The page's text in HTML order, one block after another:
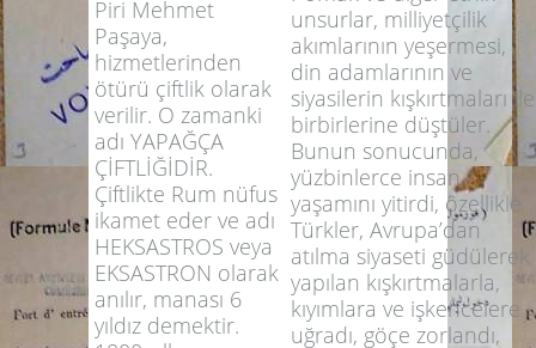
Piri Mehmet
Paşaya,
hizmetlerinden
ötürü çiftlik olarak
verilir. O zamanki
adı YAPAĞÇA
ÇİFTLİĞİDİR.
Çiftlikte Rum nüfus
ikamet eder ve adı
HEKSASTROS veya
EKSASTRON olarak
anılır, manası 6
yıldız demektir.
unsurlar, milliyetçilik
akımlarının yeşermesi,
din adamlarının ve
siyasilerin kışkırtmaları ile
birbirlerine düştüler.
Bunun sonucunda,
yüzbinlerce insan
yaşamını yitirdi, özellikle
Türkler, Avrupa’dan
atılma siyaseti güdülerek
yapılan kışkırtmalarla,
kıyımlara ve işkencelere
uğradı, göçe zorlandı,